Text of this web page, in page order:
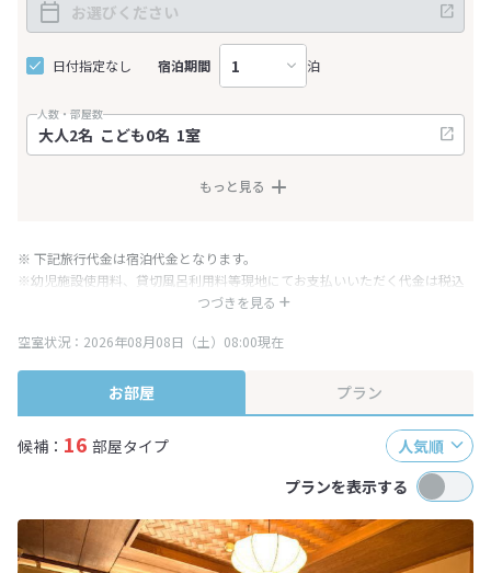
日付指定なし 宿泊期間 泊
人数・部屋数
もっと見る
つづきを見る
※ 下記旅行代金は宿泊代金となります。
※幼児施設使用料、貸切風呂利用料等現地にてお支払いいただく代金は税込
み表記となりますが、消費税増税に伴い代金が一部変更となる場合がござい
※表示されている旅行代金・プラン内容は一定時間ごとに更新されます。最
終確認画面でご確認ください。
空室状況：2026年08月08日（土）08:00現在
お部屋 プラン
候補： 16 部屋タイプ
人気順
プランを表示する